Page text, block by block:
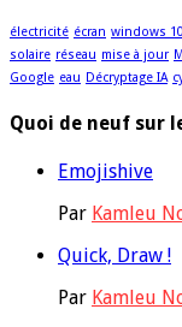
électricité écran windows 10
solaire réseau mise à jour
Google eau Décryptage IA
Quoi de neuf sur
Emojishive
Par Kamleu
Quick, Draw !
Par Kamleu